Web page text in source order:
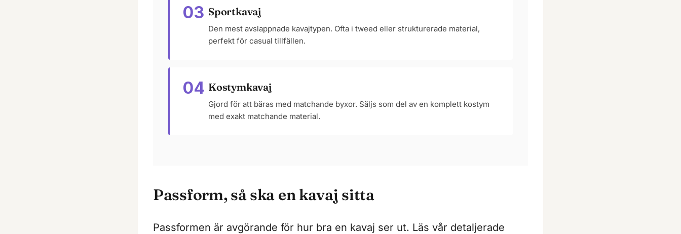
03 Sportkavaj
Den mest avslappnade kavajtypen. Ofta i tweed eller strukturerade material,
perfekt för casual tillfällen.
04 Kostymkavaj
Gjord för att bäras med matchande byxor. Säljs som del av en komplett kostym
med exakt matchande material.
Passform, så ska en kavaj sitta
Passformen är avgörande för hur bra en kavaj ser ut. Läs vår detaljerade